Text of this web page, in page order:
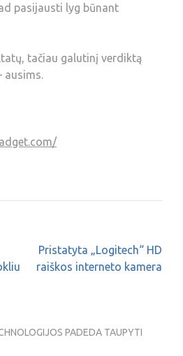
pasijausti lyg būnant
tačiau galutinį verdiktą
ausims.
Pristatyta „Logitech“ HD
raiškos interneto kamera
PADEDA TAUPYTI